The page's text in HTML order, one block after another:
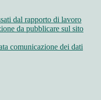
dal rapporto di lavoro
da pubblicare sul sito
comunicazione dei dati